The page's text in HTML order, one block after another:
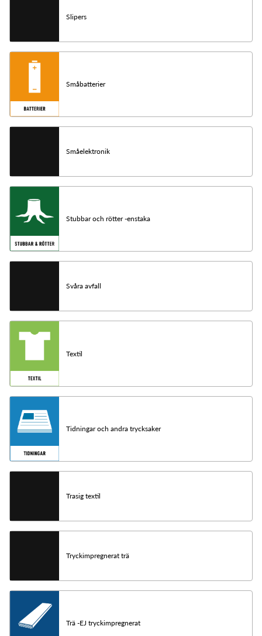
Slipers
Småbatterier
Småelektronik
Stubbar och rötter -enstaka
Svåra avfall
Textil
Tidningar och andra trycksaker
Trasig textil
Tryckimpregnerat trä
Trä -EJ tryckimpregnerat